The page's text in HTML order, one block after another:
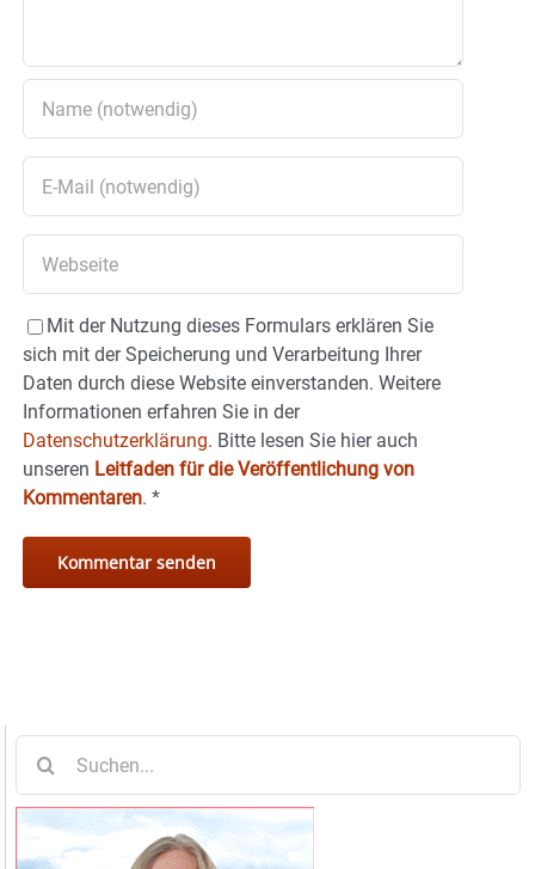
Mit der Nutzung dieses Formulars erklären Sie
sich mit der Speicherung und Verarbeitung Ihrer
Daten durch diese Website einverstanden. Weitere
Informationen erfahren Sie in der
Datenschutzerklärung. Bitte lesen Sie hier auch
unseren Leitfaden für die Veröffentlichung von
Kommentaren. *
nach: